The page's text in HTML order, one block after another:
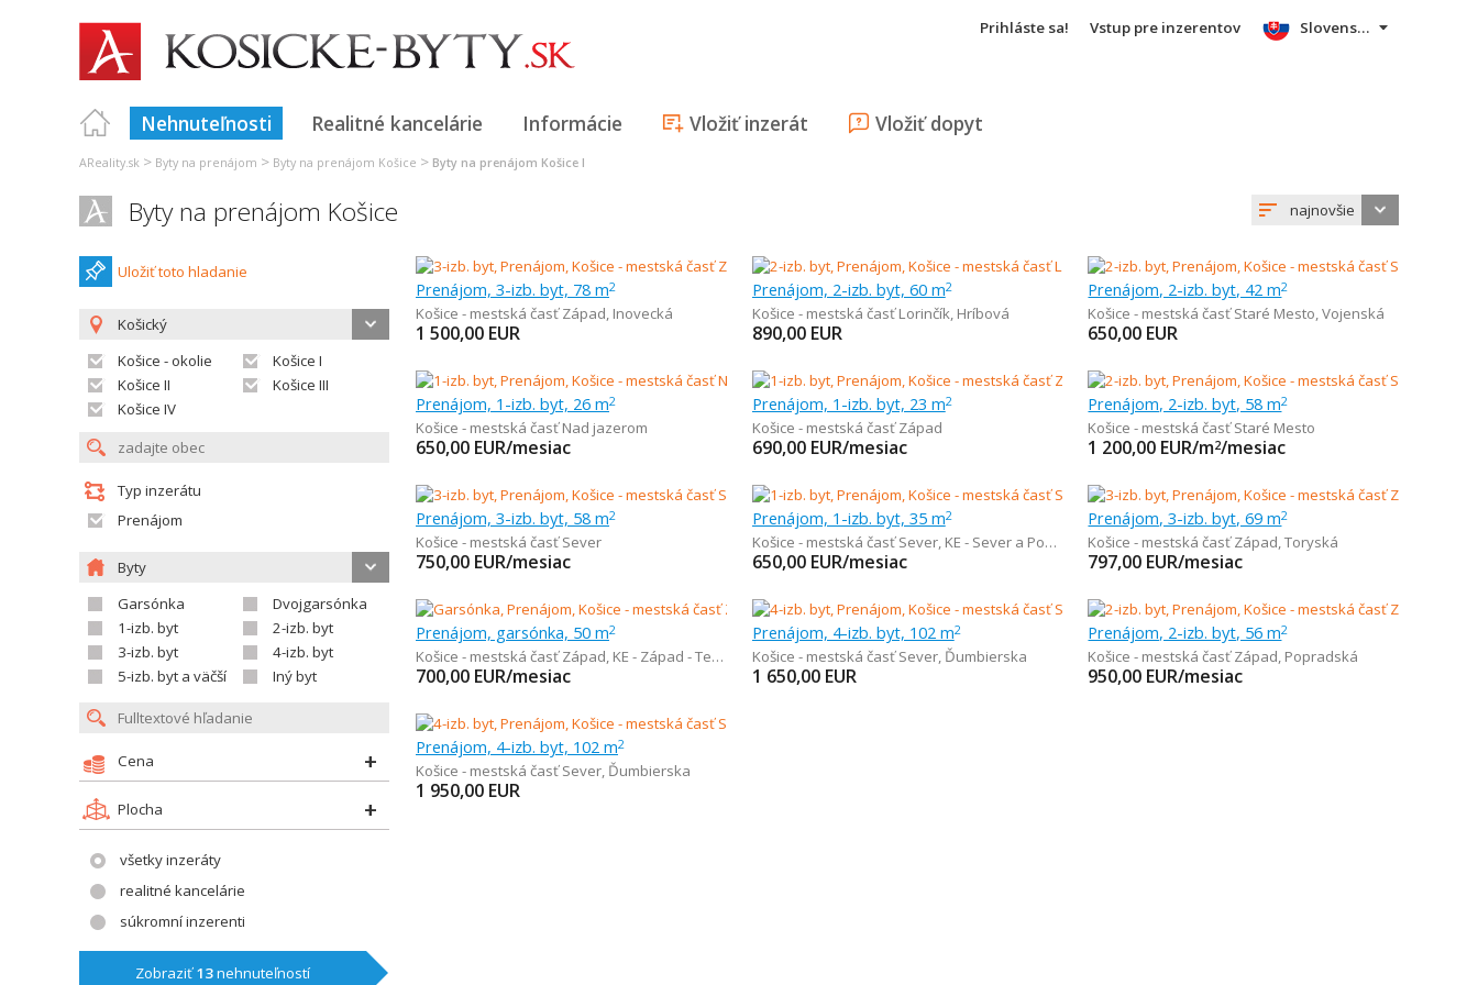
Prihláste sa! Vstup pre inzerentov
Nehnuteľnosti Realitné kancelárie Informácie Vložiť inzerát Vložiť dopyt
Slovensky
AReality.sk > Byty na prenájom > Byty na prenájom Košice > Byty na prenájom Košice I
Byty na prenájom Košice najnovšie
Uložiť toto hladanie
Košický
Košice - okolie
Košice I
Košice II
Košice III
Košice IV
Typ inzerátu
Prenájom
Byty
Garsónka
Dvojgarsónka
1-izb. byt
2-izb. byt
3-izb. byt
4-izb. byt
5-izb. byt a väčší
Iný byt
Cena
Plocha
všetky inzeráty
realitné kancelárie
súkromní inzerenti
Zobraziť13nehnuteľností
Prenájom, 3-izb. byt, 78 m2
Košice - mestská časť Západ, Inovecká
1 500,00 EUR
Prenájom, 2-izb. byt, 60 m2
Košice - mestská časť Lorinčík, Hríbová
890,00 EUR
Prenájom, 2-izb. byt, 42 m2
Košice - mestská časť Staré Mesto,Vojenská
650,00 EUR
Prenájom, 1-izb. byt, 26 m2
Košice - mestská časť Nad jazerom
650,00 EUR/mesiac
Prenájom, 1-izb. byt, 23 m2
Košice - mestská časť Západ
690,00 EUR/mesiac
Prenájom, 2-izb. byt, 58 m2
Košice - mestská časť Staré Mesto
1 200,00 EUR/m2/mesiac
Prenájom, 3-izb. byt, 58 m2
Košice - mestská časť Sever
750,00 EUR/mesiac
Prenájom, 1-izb. byt, 35 m2
Košice - mestská časť Sever, KE - Sever a Podhradová
650,00 EUR/mesiac
Prenájom, 3-izb. byt, 69 m2
Košice - mestská časť Západ,Toryská
797,00 EUR/mesiac
Prenájom, garsónka, 50 m2
Košice - mestská časť Západ, KE - Západ - Terasa
700,00 EUR/mesiac
Prenájom, 4-izb. byt, 102 m2
Košice - mestská časť Sever, Ďumbierska
1 650,00 EUR
Prenájom, 2-izb. byt, 56 m2
Košice - mestská časť Západ, Popradská
950,00 EUR/mesiac
Prenájom, 4-izb. byt, 102 m2
Košice - mestská časť Sever, Ďumbierska
1 950,00 EUR